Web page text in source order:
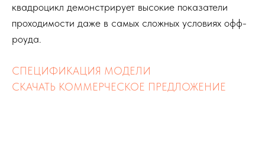
квадроцикл демонстрирует высокие показатели
проходимости даже в самых сложных условиях офф-
роуда.
СПЕЦИФИКАЦИЯ МОДЕЛИ
СКАЧАТЬ КОММЕРЧЕСКОЕ ПРЕДЛОЖЕНИЕ